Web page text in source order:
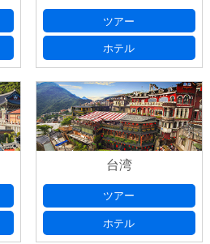
ツアー
ホテル
台湾
ツアー
ホテル